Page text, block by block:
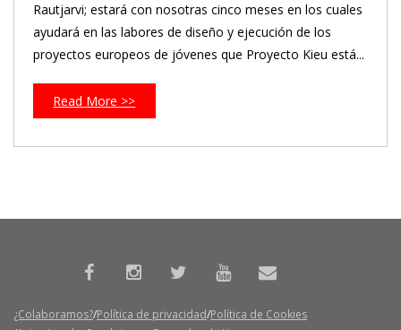
Rautjarvi; estará con nosotras cinco meses en los cuales
ayudará en las labores de diseño y ejecución de los
proyectos europeos de jóvenes que Proyecto Kieu está...
Read More >>
¿Colaboramos? Política de privacidad Política de Cookies